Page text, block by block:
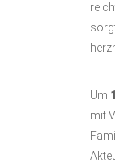
Um
mit